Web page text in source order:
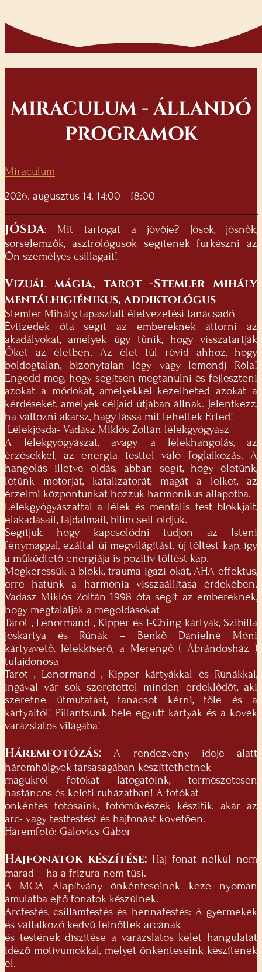
MIRACULUM - ÁLLANDÓ
PROGRAMOK
Miraculum
2026. augusztus 14. 14:00 - 18:00
JÓSDA: Mit tartogat a jövője? Jósok, jósnők,
sorselemzők, asztrológusok segítenek fürkészni az
Ön személyes csillagait!
Vizuál mágia, tarot -Stemler Mihály
mentálhigiénikus, addiktológus
Stemler Mihály, tapasztalt életvezetési tanácsadó.
Évtizedek óta segít az embereknek áttörni az
akadályokat, amelyek úgy tűnik, hogy visszatartják
Őket az életben. Az élet túl rövid ahhoz, hogy
boldogtalan, bizonytalan légy vagy lemondj Róla!
Engedd meg, hogy segítsen megtanulni és fejleszteni
azokat a módokat, amelyekkel kezelheted azokat a
kérdéseket, amelyek céljaid útjában állnak. Jelentkezz,
ha változni akarsz, hagy lássa mit tehettek Érted!
Lélekjósda- Vadász Miklós Zoltán lélekgyógyász
A lélekgyógyászat, avagy a lélekhangolás, az
érzésekkel, az energia testtel való foglalkozás. A
hangolás illetve oldás, abban segít, hogy életünk,
létünk motorját, katalizátorát, magát a lelket, az
érzelmi központunkat hozzuk harmonikus állapotba.
Lélekgyógyászattal a lélek és mentális test blokkjait,
elakadásait, fájdalmait, bilincseit oldjuk.
Segítjük, hogy kapcsolódni tudjon az Isteni
fénymaggal, ezáltal új megvilágítást, új töltést kap, így
a működtető energiája is pozitív töltést kap.
Megkeressük a blokk, trauma igazi okát, AHA effektus,
erre hatunk a harmónia visszaállítása érdekében.
Vadász Miklós Zoltán 1998 óta segít az embereknek,
hogy megtalálják a megoldásokat
Tarot , Lenormand , Kipper és I-Ching kártyák, Szibilla
jóskártya és Rúnák – Benkő Dànielnè Móni
kártyavető, lélekkísérő, a Merengő ( Ábrándosház )
tulajdonosa
Tarot , Lenormand , Kipper kártyákkal és Rúnákkal,
ingával vár sok szeretettel minden érdeklődőt, aki
szeretne útmutatást, tanácsot kérni, tőle és a
kàrtyáitól! Pillantsunk bele együtt kàrtyák és a kövek
varázslatos világába!
Háremfotózás: A rendezvény ideje alatt
háremhölgyek társaságában készíttethetnek
magukról fotókat látogatóink, természetesen
hastáncos és keleti ruházatban! A fotókat
önkéntes fotósaink, fotóművészek készítik, akár az
arc- vagy testfestést és hajfonást követően.
Háremfotó: Gálovics Gábor
Hajfonatok készítése: Haj fonat nélkül nem
marad – ha a frizura nem tüsi.
A MOA Alapítvány önkénteseinek keze nyomán
ámulatba ejtő fonatok készülnek.
Arcfestés, csillámfestés és hennafestés: A gyermekek
és vállalkozó kedvű felnőttek arcának
és testének díszítése a varázslatos kelet hangulatát
idéző motívumokkal, melyet önkénteseink készítenek
el.